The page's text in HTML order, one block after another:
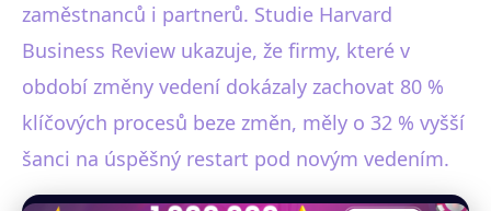
zaměstnanců i partnerů. Studie Harvard
Business Review ukazuje, že firmy, které v
období změny vedení dokázaly zachovat 80 %
klíčových procesů beze změn, měly o 32 % vyšší
šanci na úspěšný restart pod novým vedením.